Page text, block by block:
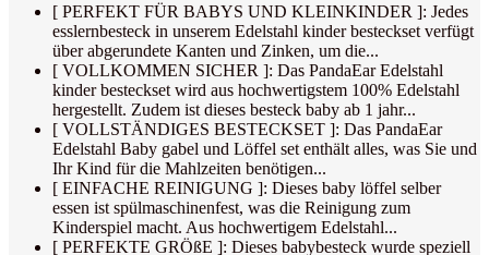
[ PERFEKT FÜR BABYS UND KLEINKINDER ]: Jedes
esslernbesteck in unserem Edelstahl kinder besteckset verfügt
über abgerundete Kanten und Zinken, um die...
[ VOLLKOMMEN SICHER ]: Das PandaEar Edelstahl
kinder besteckset wird aus hochwertigstem 100% Edelstahl
hergestellt. Zudem ist dieses besteck baby ab 1 jahr...
[ VOLLSTÄNDIGES BESTECKSET ]: Das PandaEar
Edelstahl Baby gabel und Löffel set enthält alles, was Sie und
Ihr Kind für die Mahlzeiten benötigen...
[ EINFACHE REINIGUNG ]: Dieses baby löffel selber
essen ist spülmaschinenfest, was die Reinigung zum
Kinderspiel macht. Aus hochwertigem Edelstahl...
[ PERFEKTE GRÖßE ]: Dieses babybesteck wurde speziell